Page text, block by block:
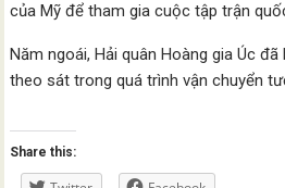
của Mỹ để tham gia cuộc tập trận
Năm ngoái, Hải quân Hoàng gia Úc
theo sát trong quá trình vận chuyển
Share this: